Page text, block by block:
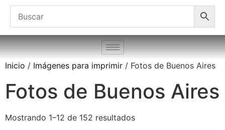
Inicio / Imágenes para imprimir / Fotos de Buenos Aires
Fotos de Buenos Aires
Mostrando 1–12 de 152 resultados